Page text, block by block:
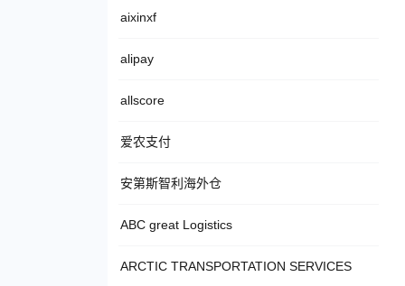
aixinxf
alipay
allscore
爱农支付
安第斯智利海外仓
ABC great Logistics
ARCTIC TRANSPORTATION SERVICES